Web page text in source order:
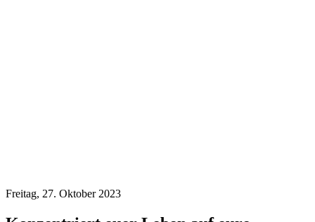
Freitag, 27. Oktober 2023